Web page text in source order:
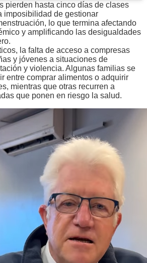
pierden hasta cinco días de clases
imposibilidad de gestionar
lo que termina afectando
y amplificando las desigualdades
la falta de acceso a compresas
y jóvenes a situaciones de
y violencia. Algunas familias se
entre comprar alimentos o adquirir
mientras que otras recurren a
que ponen en riesgo la salud.